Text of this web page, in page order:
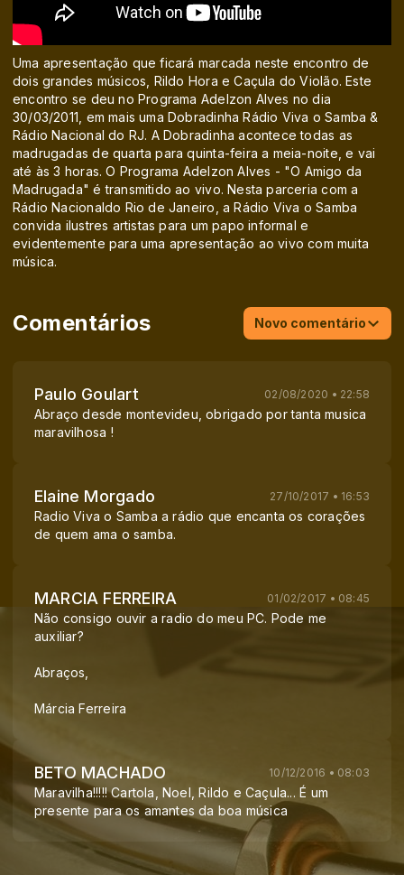
Uma apresentação que ficará marcada neste encontro de
dois grandes músicos, Rildo Hora e Caçula do Violão. Este
encontro se deu no Programa Adelzon Alves no dia
30/03/2011, em mais uma Dobradinha Rádio Viva o Samba &
Rádio Nacional do RJ. A Dobradinha acontece todas as
madrugadas de quarta para quinta-feira a meia-noite, e vai
até às 3 horas. O Programa Adelzon Alves - "O Amigo da
Madrugada" é transmitido ao vivo. Nesta parceria com a
Rádio Nacionaldo Rio de Janeiro, a Rádio Viva o Samba
convida ilustres artistas para um papo informal e
evidentemente para uma apresentação ao vivo com muita
música.
Comentários Novo comentário
Abraço desde montevideu, obrigado por tanta musica
maravilhosa !
Paulo Goulart 02/08/2020 • 22:58
Radio Viva o Samba a rádio que encanta os corações
de quem ama o samba.
Elaine Morgado 27/10/2017 • 16:53
Não consigo ouvir a radio do meu PC. Pode me
auxiliar?
Abraços,
Márcia Ferreira
MARCIA FERREIRA 01/02/2017 • 08:45
Maravilha!!!!! Cartola, Noel, Rildo e Caçula... É um
presente para os amantes da boa música
BETO MACHADO 10/12/2016 • 08:03